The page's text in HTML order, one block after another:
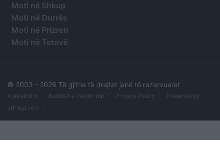
Moti në Shkup
Moti në Durrës
Moti në Prizren
Moti në Tetovë
© 2003 - 2026 Të gjitha të drejtat janë të rezervuara!
Kontaktoni Kushtet e Përdorimit Privacy Policy
Powered by:
orihost.com